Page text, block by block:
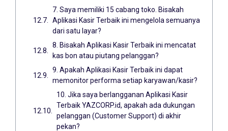
7. Saya memiliki 15 cabang toko. Bisakah
Aplikasi Kasir Terbaik ini mengelola semuanya
dari satu layar?
8. Bisakah Aplikasi Kasir Terbaik ini mencatat
kas bon atau piutang pelanggan?
9. Apakah Aplikasi Kasir Terbaik ini dapat
memonitor performa setiap karyawan/kasir?
10. Jika saya berlangganan Aplikasi Kasir
Terbaik YAZCORP.id, apakah ada dukungan
pelanggan (Customer Support) di akhir
pekan?